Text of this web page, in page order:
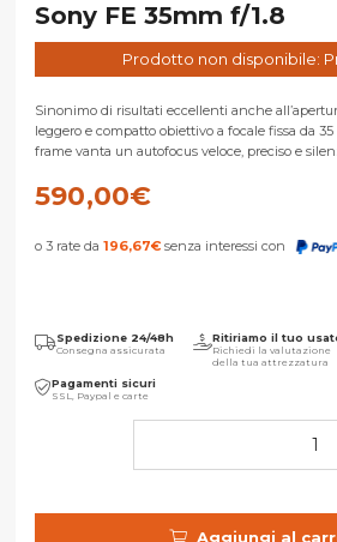
Sony FE 35mm f/1.8
Prodotto non disponibile:
Sinonimo di risultati eccellenti anche
leggero e compatto obiettivo a focale fissa da
frame vanta un autofocus veloce, preciso e
590,00€
o 3 rate da 196,67€ senza interessi con
Spedizione 24/48h
Consegna assicurata
Ritiriamo il tuo
Richiedi la valutazione
della tua attrezzatura
Pagamenti sicuri
SSL, Paypal e carte
Aggiungi al